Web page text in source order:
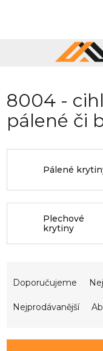
8004 -
pálené či
Pálené
Plechové
krytiny
Doporučujeme
Nejprodávanější